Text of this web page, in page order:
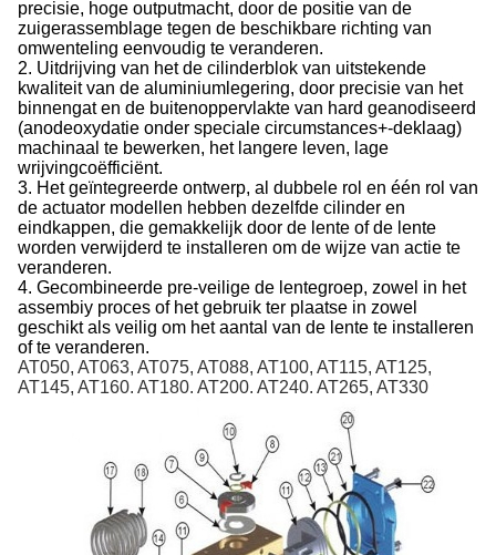
precisie, hoge outputmacht, door de positie van de
zuigerassemblage tegen de beschikbare richting van
omwenteling eenvoudig te veranderen.
2. Uitdrijving van het de cilinderblok van uitstekende
kwaliteit van de aluminiumlegering, door precisie van het
binnengat en de buitenoppervlakte van hard geanodiseerd
(anodeoxydatie onder speciale circumstances+-deklaag)
machinaal te bewerken, het langere leven, lage
wrijvingcoëfficiënt.
3. Het geïntegreerde ontwerp, al dubbele rol en één rol van
de actuator modellen hebben dezelfde cilinder en
eindkappen, die gemakkelijk door de lente of de lente
worden verwijderd te installeren om de wijze van actie te
veranderen.
4. Gecombineerde pre-veilige de lentegroep, zowel in het
assembiy proces of het gebruik ter plaatse in zowel
geschikt als veilig om het aantal van de lente te installeren
of te veranderen.
AT050, AT063, AT075, AT088, AT100, AT115, AT125,
AT145, AT160. AT180. AT200. AT240. AT265, AT330